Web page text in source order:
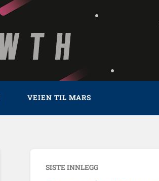
VEIEN TIL MARS
SISTE INNLEGG